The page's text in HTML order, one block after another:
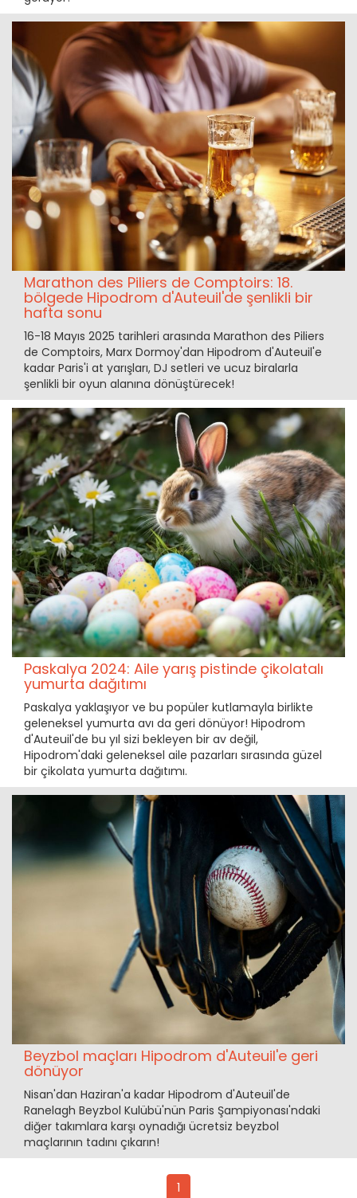
Marathon des Piliers de Comptoirs: 18.
bölgede Hipodrom d'Auteuil'de şenlikli bir
hafta sonu
16-18 Mayıs 2025 tarihleri arasında Marathon des Piliers
de Comptoirs, Marx Dormoy'dan Hipodrom d'Auteuil'e
kadar Paris'i at yarışları, DJ setleri ve ucuz biralarla
şenlikli bir oyun alanına dönüştürecek!
Paskalya 2024: Aile yarış pistinde çikolatalı
yumurta dağıtımı
Paskalya yaklaşıyor ve bu popüler kutlamayla birlikte
geleneksel yumurta avı da geri dönüyor! Hipodrom
d'Auteuil'de bu yıl sizi bekleyen bir av değil,
Hipodrom'daki geleneksel aile pazarları sırasında güzel
bir çikolata yumurta dağıtımı.
Beyzbol maçları Hipodrom d'Auteuil'e geri
dönüyor
Nisan'dan Haziran'a kadar Hipodrom d'Auteuil'de
Ranelagh Beyzbol Kulübü'nün Paris Şampiyonası'ndaki
diğer takımlara karşı oynadığı ücretsiz beyzbol
maçlarının tadını çıkarın!
1